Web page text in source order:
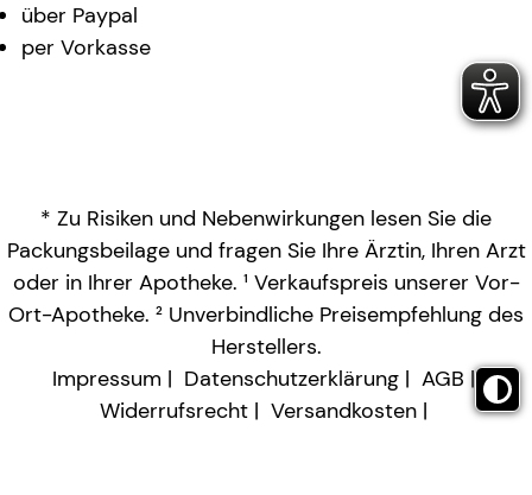
über Paypal
per Vorkasse
* Zu Risiken und Nebenwirkungen lesen Sie die
Packungsbeilage und fragen Sie Ihre Ärztin, Ihren Arzt
oder in Ihrer Apotheke. ¹ Verkaufspreis unserer Vor-
Ort-Apotheke. ² Unverbindliche Preisempfehlung des
Herstellers.
Impressum
Datenschutzerklärung
AGB
Widerrufsrecht
Versandkosten